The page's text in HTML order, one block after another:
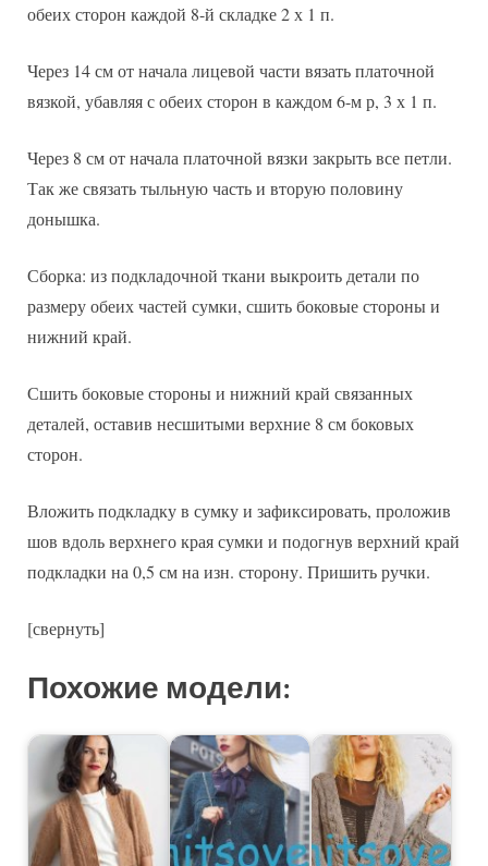
обеих сторон каждой 8-й складке 2 х 1 п.
Через 14 см от начала лицевой части вязать платочной
вязкой, убавляя с обеих сторон в каждом 6-м р, 3 х 1 п.
Через 8 см от начала платочной вязки закрыть все петли.
Так же связать тыльную часть и вторую половину
донышка.
Сборка: из подкладочной ткани выкроить детали по
размеру обеих частей сумки, сшить боковые стороны и
нижний край.
Сшить боковые стороны и нижний край связанных
деталей, оставив несшитыми верхние 8 см боковых
сторон.
Вложить подкладку в сумку и зафиксировать, проложив
шов вдоль верхнего края сумки и подогнув верхний край
подкладки на 0,5 см на изн. сторону. Пришить ручки.
[свернуть]
Похожие модели: